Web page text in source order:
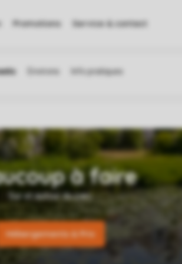
Promotions Service & contact
Hébergements & Prix